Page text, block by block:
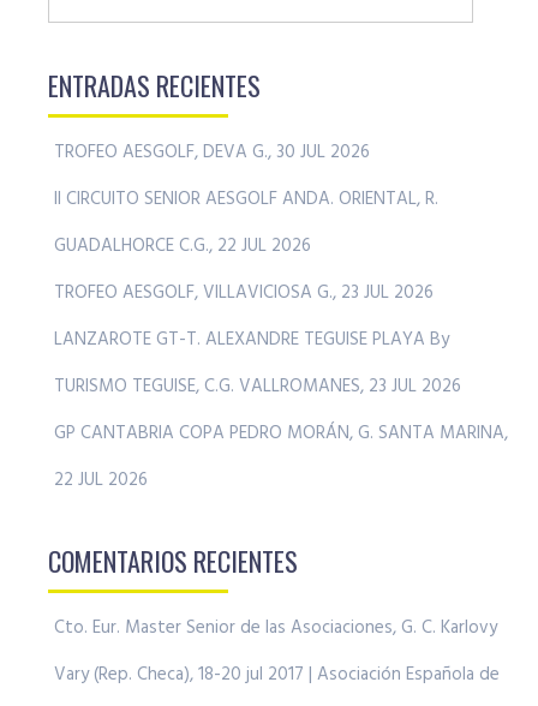
ENTRADAS RECIENTES
TROFEO AESGOLF, DEVA G., 30 JUL 2026
II CIRCUITO SENIOR AESGOLF ANDA. ORIENTAL, R.
GUADALHORCE C.G., 22 JUL 2026
TROFEO AESGOLF, VILLAVICIOSA G., 23 JUL 2026
LANZAROTE GT-T. ALEXANDRE TEGUISE PLAYA By
TURISMO TEGUISE, C.G. VALLROMANES, 23 JUL 2026
GP CANTABRIA COPA PEDRO MORÁN, G. SANTA MARINA,
22 JUL 2026
COMENTARIOS RECIENTES
Cto. Eur. Master Senior de las Asociaciones, G. C. Karlovy
Vary (Rep. Checa), 18-20 jul 2017 | Asociación Española de